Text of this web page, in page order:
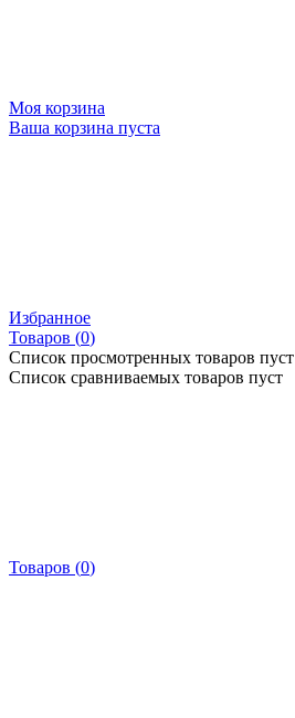
Моя корзина
Ваша корзина пуста
Избранное
Товаров (0)
Список просмотренных товаров пуст
Список сравниваемых товаров пуст
Товаров (0)